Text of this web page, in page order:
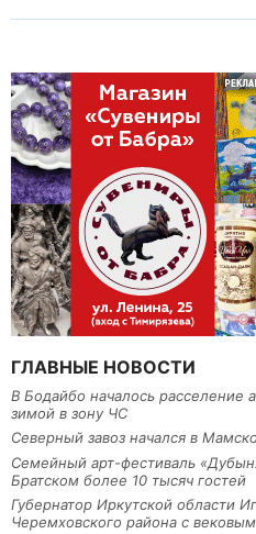
ГЛАВНЫЕ НОВОСТИ
В Бодайбо началось расселение
зимой в зону ЧС
Северный завоз начался в
Семейный арт-фестиваль
Братском более 10 тысяч гостей
Губернатор Иркутской области
Черемховского района с